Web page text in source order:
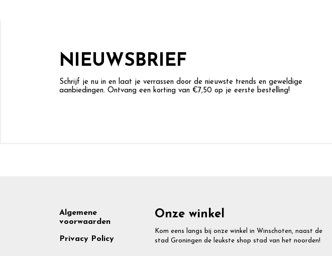
NIEUWSBRIEF
Schrijf je nu in en laat je verrassen door de nieuwste trends en geweldige
aanbiedingen. Ontvang een korting van €7,50 op je eerste bestelling!
Footer
Algemene
voorwaarden
Privacy Policy
Onze winkel
Kom eens langs bij onze winkel in Winschoten, naast de
stad Groningen de leukste shop stad van het noorden!